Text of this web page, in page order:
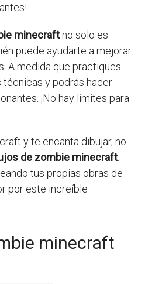
minecraftno solo es
puede ayudarte a mejorar
A medida que practiques
técnicas y podrás hacer
¡No hay límites para
y te encanta dibujar, no
de zombie minecraft.
tus propias obras de
por este increíble
minecraft